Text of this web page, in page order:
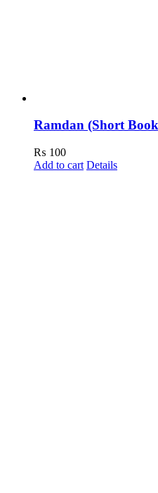
Ramdan (Short
₨ 100
Add to cart Details